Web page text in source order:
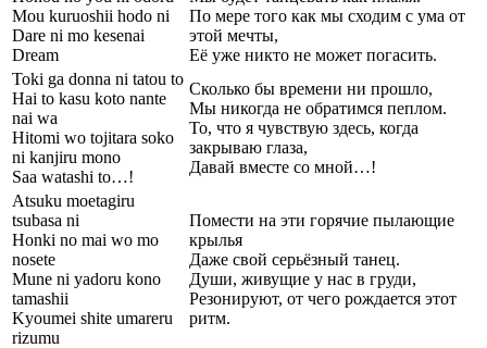
Mou kuruoshii hodo ni
Dare ni mo kesenai
Dream
По мере того как мы сходим с ума от
этой мечты,
Её уже никто не может погасить.
Toki ga donna ni tatou to
Hai to kasu koto nante
nai wa
Hitomi wo tojitara soko
ni kanjiru mono
Saa watashi to…!
Сколько бы времени ни прошло,
Мы никогда не обратимся пеплом.
То, что я чувствую здесь, когда
закрываю глаза,
Давай вместе со мной…!
Atsuku moetagiru
tsubasa ni
Honki no mai wo mo
nosete
Mune ni yadoru kono
tamashii
Kyoumei shite umareru
rizumu
Помести на эти горячие пылающие
крылья
Даже свой серьёзный танец.
Души, живущие у нас в груди,
Резонируют, от чего рождается этот
ритм.